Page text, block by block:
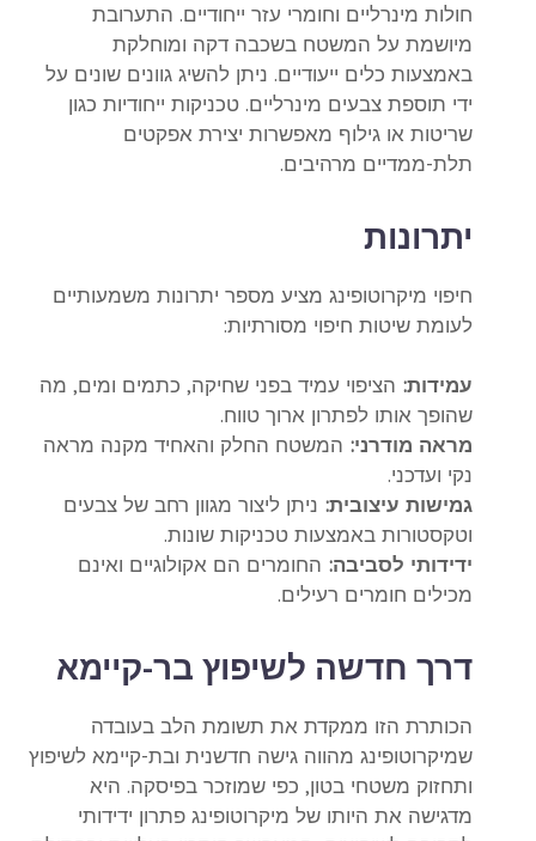
חולות מינרליים וחומרי עזר ייחודיים. התערובת
מיושמת על המשטח בשכבה דקה ומוחלקת
באמצעות כלים ייעודיים. ניתן להשיג גוונים שונים על
ידי תוספת צבעים מינרליים. טכניקות ייחודיות כגון
שריטות או גילוף מאפשרות יצירת אפקטים
תלת-ממדיים מרהיבים.
יתרונות
חיפוי מיקרוטופינג מציע מספר יתרונות משמעותיים
לעומת שיטות חיפוי מסורתיות:
עמידות: הציפוי עמיד בפני שחיקה, כתמים ומים, מה
שהופך אותו לפתרון ארוך טווח.
מראה מודרני: המשטח החלק והאחיד מקנה מראה
נקי ועדכני.
גמישות עיצובית: ניתן ליצור מגוון רחב של צבעים
וטקסטורות באמצעות טכניקות שונות.
ידידותי לסביבה: החומרים הם אקולוגיים ואינם
מכילים חומרים רעילים.
דרך חדשה לשיפוץ בר-קיימא
הכותרת הזו ממקדת את תשומת הלב בעובדה
שמיקרוטופינג מהווה גישה חדשנית ובת-קיימא לשיפוץ
ותחזוק משטחי בטון, כפי שמוזכר בפיסקה. היא
מדגישה את היותו של מיקרוטופינג פתרון ידידותי